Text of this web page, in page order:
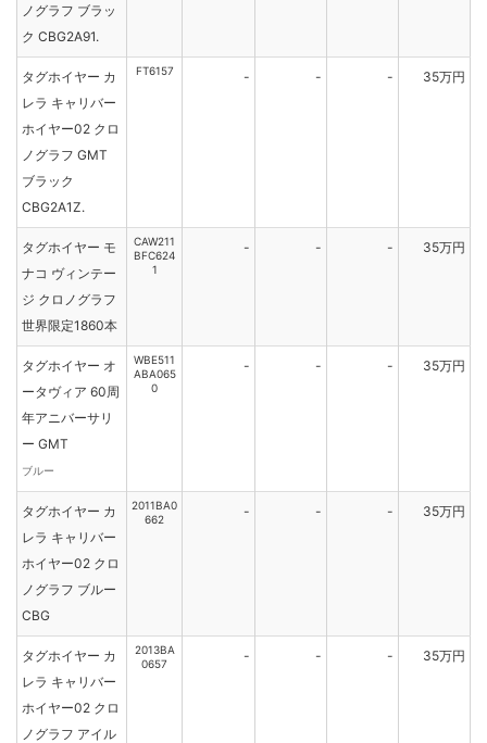
ノグラフ ブラッ
ク CBG2A91.
タグホイヤー カ
レラ キャリバー
ホイヤー02 クロ
ノグラフ GMT
ブラック
CBG2A1Z.
FT6157 - - - 35万円
タグホイヤー モ
ナコ ヴィンテー
ジ クロノグラフ
世界限定1860本
CAW211
BFC624
1
- - - 35万円
タグホイヤー オ
ータヴィア 60周
年アニバーサリ
ー GMT
ブルー
WBE511
ABA065
0
- - - 35万円
タグホイヤー カ
レラ キャリバー
ホイヤー02 クロ
ノグラフ ブルー
CBG
2011BA0
662
- - - 35万円
タグホイヤー カ
レラ キャリバー
ホイヤー02 クロ
ノグラフ アイル
2013BA
0657
- - - 35万円